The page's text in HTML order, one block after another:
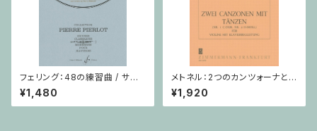
フェリング：48の練習曲 / サク
ソフォーンorオーボエ
¥1,480
メトネル：2つのカンツォーナとダ
ンス Op. 43 / ヴァイオリン・ピ
アノ
¥1,920